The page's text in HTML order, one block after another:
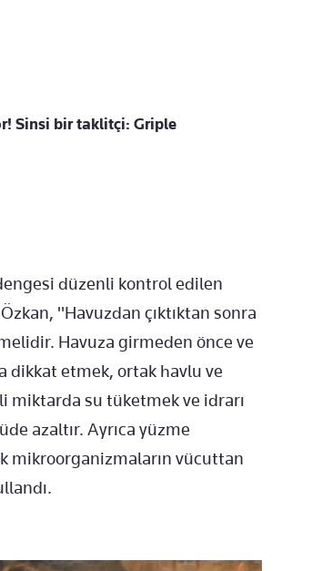
Sinsi bir taklitçi: Griple
düzenli kontrol edilen
"Havuzdan çıktıktan sonra
Havuza girmeden önce ve
dikkat etmek, ortak havlu ve
miktarda su tüketmek ve idrarı
azaltır. Ayrıca yüzme
mikroorganizmaların vücuttan